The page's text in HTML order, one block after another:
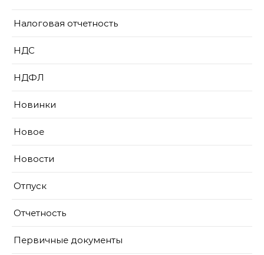
Налоговая отчетность
НДС
НДФЛ
Новинки
Новое
Новости
Отпуск
Отчетность
Первичные документы